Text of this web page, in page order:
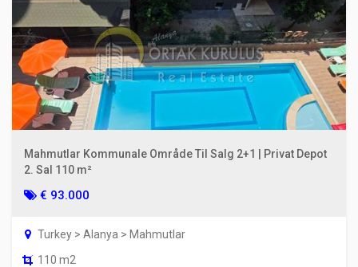
Mahmutlar Kommunale Område Til Salg 2+1 | Privat Depot
2. Sal 110 m²
€ 93.000
Turkey > Alanya > Mahmutlar
110 m2